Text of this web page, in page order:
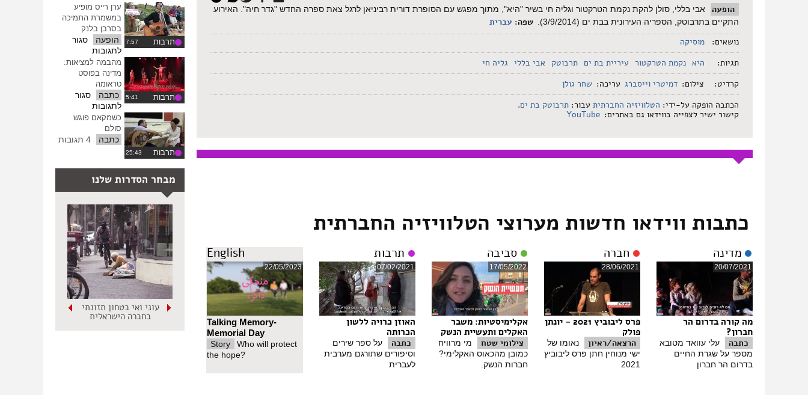
הופעה
אבי בללי, סולן להקת נקמת הטרקטור וגליה חי בשיר "היא", מתוך מפגש עם הסופרת דורית רביניאן לרגל צאת ספרה החדש "גדר חיה". האירוע
התקיים בתרבוטק, הספריה העירונית בבת ים (3/9/2014).
שפה: עברית
נושאים:
מוסיקה
תגיות:
היא נקמת הטרקטור עיריית בת ים תרבוטק אבי בללי גליה חי
קרדיט:
צילום: דמיטרי וייסברג עריכה: שחר גולן
הכתבה הופקה על-ידי: הטלוויזיה החברתית עבור: תרבוטק בת ים.
קישור ישיר לצפייה בווידאו גם באתרים: YouTube
כתבות ווידאו חדשות מערוצי הטלוויזיה החברתית
מדינה
20/07/2021
מה קורה בדרום הר
חברון?
כתבה
עלי עוואד מטובא
מספר על שגרת החיים
בדרום הר חברון
חברה
28/06/2021
פרס ליבוביץ 2021 – יונתן
פולק
הרצאה/ראיון
נאומו של
ישי מנוחין חתן פרס ליבוביץ
2021
סביבה
17/05/2022
אקלימיסטיות: משבר
האקלים ותעשיית הנשק
צילומי שטח
מי מרוויח
כמובן מהכאוס האקלימי?
חברות הנשק.
תרבות
07/02/2021
האוזן כרויה ללשון
הכרותה
כתבה
על ספר שירים
וסיפורים שתורגם מערבית
לעברית
English
22/05/2023
Talking Memory-
Memorial Day
Story
Who will protect
the hope?
לשלום
–
שנה
למלחמה
בעזה
תרבות
ערן רייס מופיע
במשמרת התמיכה
בסרבן בלנק
הופעה
סגור
לתגובותעל
ערן
רייס
במשמרת
התמיכה
בסרבן
תרבות
מהבמה למציאות:
מדינה בפוסט
טראומה
כתבה
סגור
לתגובותעל
מהבמה
מדינה
תרבות
כשמקאם פוגש
סולם
כתבה 4 תגובות
מבחר הסדרות שלנו
עוני ואי בטחון תזונתי
בחברה הישראלית